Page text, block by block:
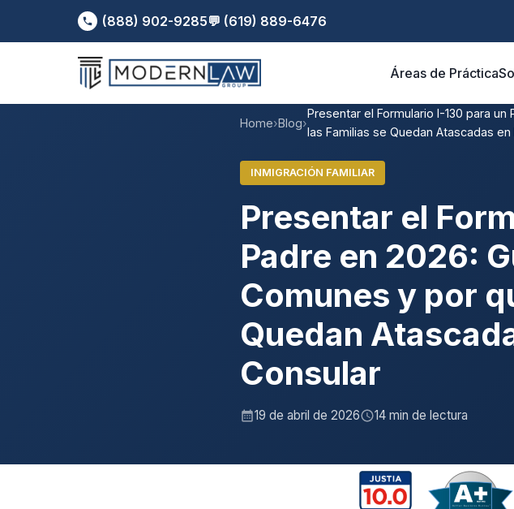
(888) 902-9285💬 (619) 889-6476
Áreas de Práctica
Home›Blog›
Presentar el Formulario I-130 para
las Familias se Quedan Atascadas en
INMIGRACIÓN FAMILIAR
Presentar el
Padre en 2026:
Comunes y por
Quedan
Consular
19 de abril de 2026 14 min de lectura